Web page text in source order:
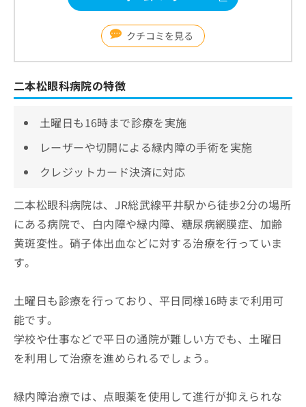
クチコミを見る
二本松眼科病院の特徴
土曜日も16時まで診療を実施
レーザーや切開による緑内障の手術を実施
クレジットカード決済に対応
二本松眼科病院は、JR総武線平井駅から徒歩2分の場所
にある病院で、白内障や緑内障、糖尿病網膜症、加齢
黄斑変性。硝子体出血などに対する治療を行っていま
す。
土曜日も診療を行っており、平日同様16時まで利用可
能です。
学校や仕事などで平日の通院が難しい方でも、土曜日
を利用して治療を進められるでしょう。
緑内障治療では、点眼薬を使用して進行が抑えられな